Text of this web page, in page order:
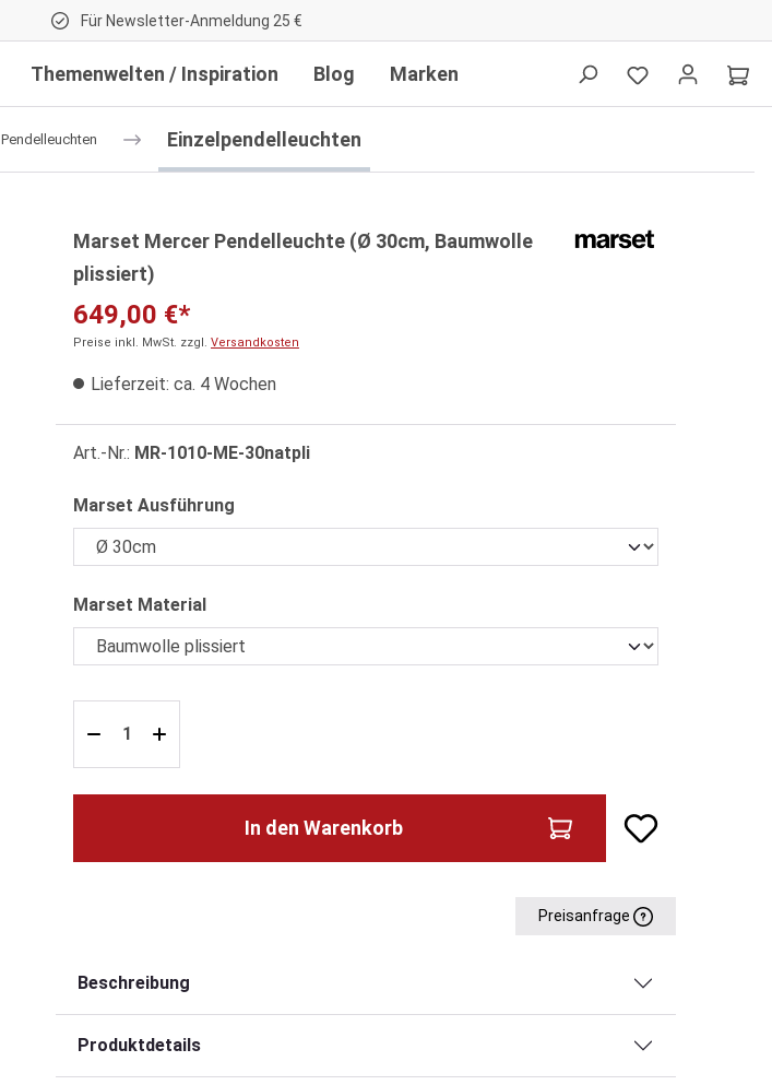
Für Newsletter-Anmeldung 25 €
Themenwelten / Inspiration Blog Marken
Pendelleuchten Einzelpendelleuchten
Marset Mercer Pendelleuchte (Ø 30cm, Baumwolle
plissiert)
649,00 €*
Preise inkl. MwSt. zzgl. Versandkosten
Lieferzeit: ca. 4 Wochen
Art.-Nr.: MR-1010-ME-30natpli
Marset Ausführung
Marset Materialauswählen
In den Warenkorb
Preisanfrage
Beschreibung
Produktdetails